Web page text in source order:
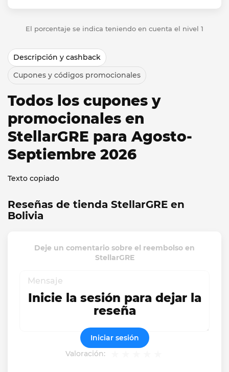
El porcentaje se indica teniendo en cuenta el nivel 1
Descripción y cashback
Cupones y códigos promocionales
Todos los cupones y
promocionales en
StellarGRE para Agosto-
Septiembre 2026
Texto copiado
Reseñas de tienda StellarGRE en
Bolivia
Deje un comentario sobre el reembolso en
StellarGRE
Valoración:
Inicie la sesión para dejar la
reseña
Iniciar sesión